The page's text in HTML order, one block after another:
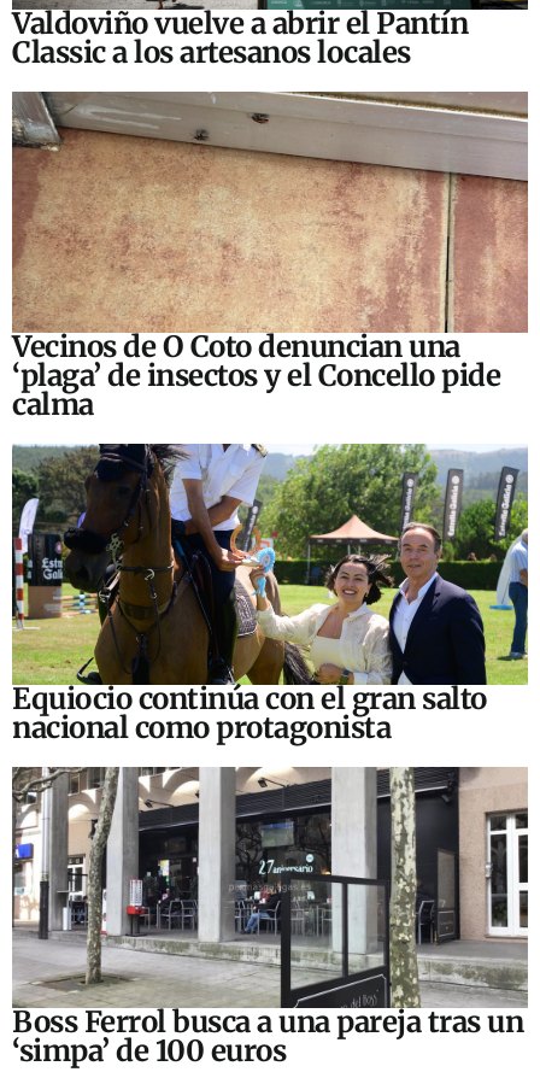
Valdoviño vuelve a abrir el Pantín
Classic a los artesanos locales
Vecinos de O Coto denuncian una
‘plaga’ de insectos y el Concello pide
calma
Equiocio continúa con el gran salto
nacional como protagonista
Boss Ferrol busca a una pareja tras un
‘simpa’ de 100 euros